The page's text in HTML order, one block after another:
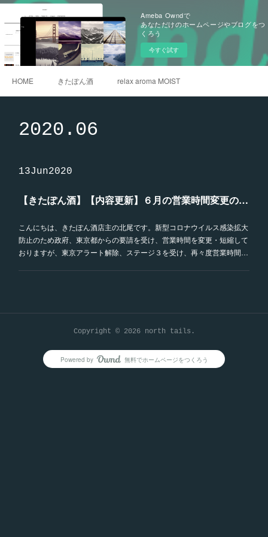
Ameba Owndで
あなただけのホームページやブログをつ
くろう
今すぐ試す
HOME きたぽん酒 relax aroma MOIST
2020 . 06
13Jun2020
【きたぽん酒】【内容更新】６月の営業時間変更のお知らせ
こんにちは、きたぽん酒店主の北尾です。新型コロナウイルス感染拡大
防止のため政府、東京都からの要請を受け、営業時間を変更・短縮して
おりますが、東京アラート解除、ステージ３を受け、再々度営業時間…
Copyright © 2026 north tails .
Powered by AmebaOwnd
無料でホームページをつくろう